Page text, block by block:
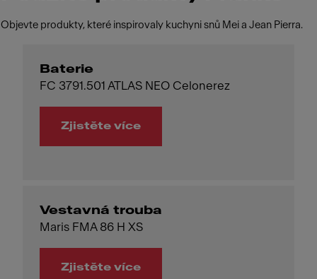
Objevte produkty, které inspirovaly kuchyni snů Mei a Jean Pierra.
Baterie
FC 3791.501 ATLAS NEO Celonerez
Zjistěte více
Vestavná trouba
Maris FMA 86 H XS
Zjistěte více